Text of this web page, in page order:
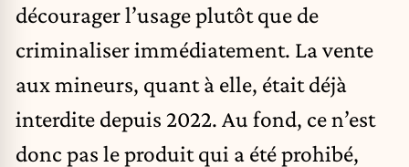
décourager l’usage plutôt que de
criminaliser immédiatement. La vente
aux mineurs, quant à elle, était déjà
interdite depuis 2022. Au fond, ce n’est
donc pas le produit qui a été prohibé,